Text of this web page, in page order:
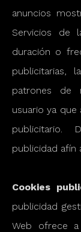
anuncios
Servicios de
duración o
publicitarias,
patrones de
usuario ya
publicitario.
publicidad afín
Cookies
publicidad
Web ofrece